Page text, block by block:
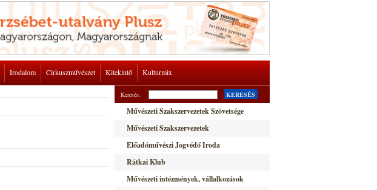
Irodalom Cirkuszművészet Kitekintő Kulturmix
Keresés: KERESÉS
Művészeti Szakszervezetek Szövetsége
Művészeti Szakszervezetek
Előadóművészi Jogvédő Iroda
Rátkai Klub
Művészeti intézmények, vállalkozások